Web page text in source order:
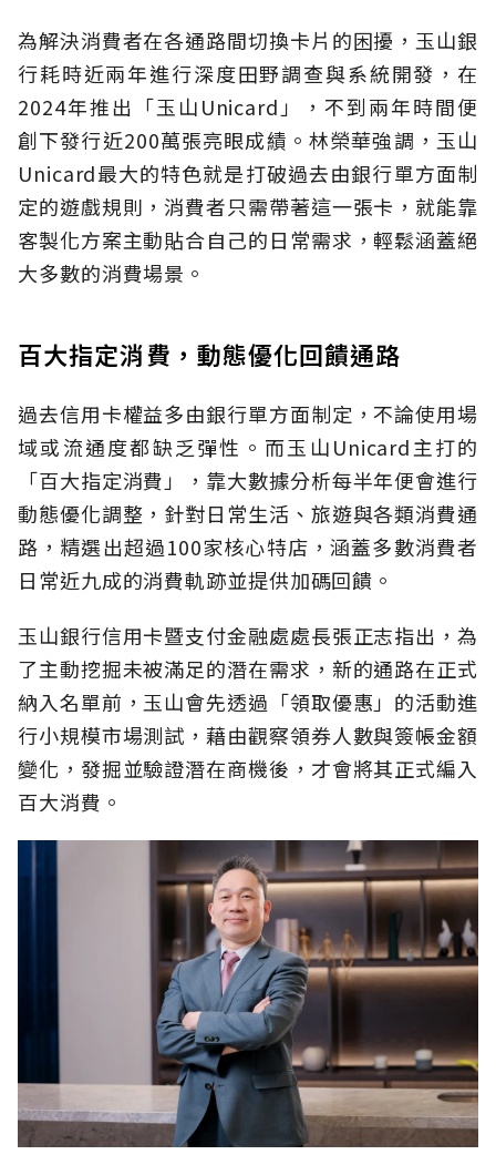
為解決消費者在各通路間切換卡片的困擾，玉山銀
行耗時近兩年進行深度田野調查與系統開發，在
2024年推出「玉山Unicard」，不到兩年時間便
創下發行近200萬張亮眼成績。林榮華強調，玉山
Unicard最大的特色就是打破過去由銀行單方面制
定的遊戲規則，消費者只需帶著這一張卡，就能靠
客製化方案主動貼合自己的日常需求，輕鬆涵蓋絕
大多數的消費場景。
百大指定消費，動態優化回饋通路
過去信用卡權益多由銀行單方面制定，不論使用場
域或流通度都缺乏彈性。而玉山Unicard主打的
「百大指定消費」，靠大數據分析每半年便會進行
動態優化調整，針對日常生活、旅遊與各類消費通
路，精選出超過100家核心特店，涵蓋多數消費者
日常近九成的消費軌跡並提供加碼回饋。
玉山銀行信用卡暨支付金融處處長張正志指出，為
了主動挖掘未被滿足的潛在需求，新的通路在正式
納入名單前，玉山會先透過「領取優惠」的活動進
行小規模市場測試，藉由觀察領券人數與簽帳金額
變化，發掘並驗證潛在商機後，才會將其正式編入
百大消費。